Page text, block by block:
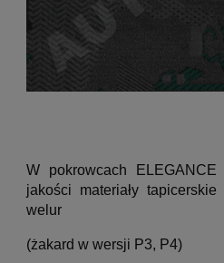
W pokrowcach ELEGANCE
jakości materiały
welur
(żakard w wersji P3, P4)